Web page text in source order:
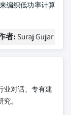
编织低功率计算
者: Suraj Gujar
业对话、专有建
。